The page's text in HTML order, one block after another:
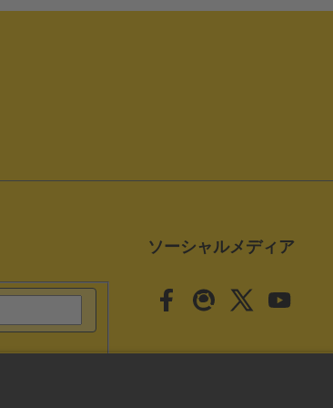
ソーシャルメディア